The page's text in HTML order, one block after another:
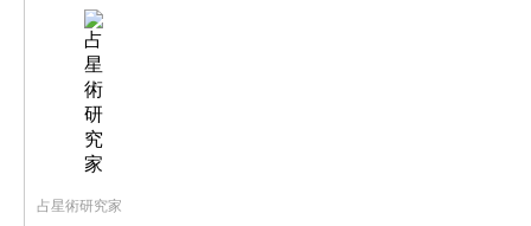
占星術研究家